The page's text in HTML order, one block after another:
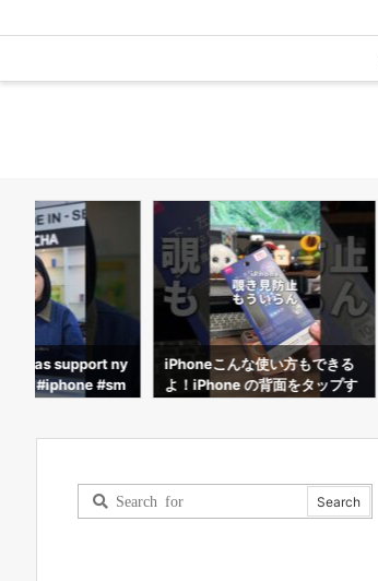
使い方もできる
の背面をタップす
Don’t Pay More Than This!
iPhone Used Price List 20